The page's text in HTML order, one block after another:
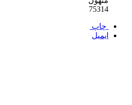
75314
چاپ
ایمیل